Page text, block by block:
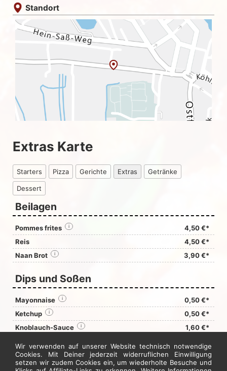
Standort
Extras Karte
Starters Pizza Gerichte Extras Getränke
Dessert
Beilagen
Pommes frites 4,50 €*
i
Reis
4,50 €*
Naan Brot
3,90 €*
i
Dips und Soßen
Mayonnaise 0,50 €*
i
Ketchup 0,50 €*
i
Knoblauch-Sauce 1,60 €*
i
Jetzt hier bestellen
Wir verwenden auf unserer Website technisch notwendige
Cookies. Mit Deiner jederzeit widerruflichen Einwilligung
setzen wir zudem Cookies ein, um wiederholte Besuche und